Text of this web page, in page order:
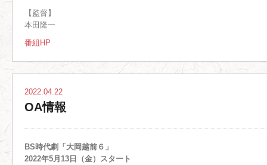
【監督】
本田隆一
番組HP
2022.04.22
OA情報
BS時代劇「大岡越前６」
2022年5月13日（金）スタート